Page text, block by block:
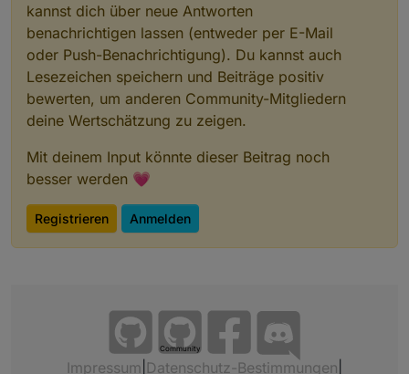
kannst dich über neue Antworten
benachrichtigen lassen (entweder per E-Mail
oder Push-Benachrichtigung). Du kannst auch
Lesezeichen speichern und Beiträge positiv
bewerten, um anderen Community-Mitgliedern
deine Wertschätzung zu zeigen.
Mit deinem Input könnte dieser Beitrag noch
besser werden 💗
Registrieren Anmelden
Community
Impressum Datenschutz-Bestimmungen